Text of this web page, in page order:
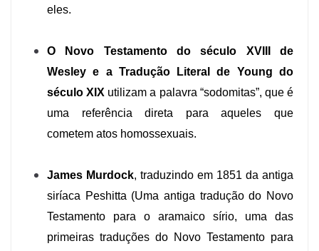
eles.
O Novo Testamento do século XVIII de
Wesley e a Tradução Literal de Young do
século XIX utilizam a palavra “sodomitas”, que é
uma referência direta para aqueles que
cometem atos homossexuais.
James Murdock, traduzindo em 1851 da antiga
siríaca Peshitta (Uma antiga tradução do Novo
Testamento para o aramaico sírio, uma das
primeiras traduções do Novo Testamento para